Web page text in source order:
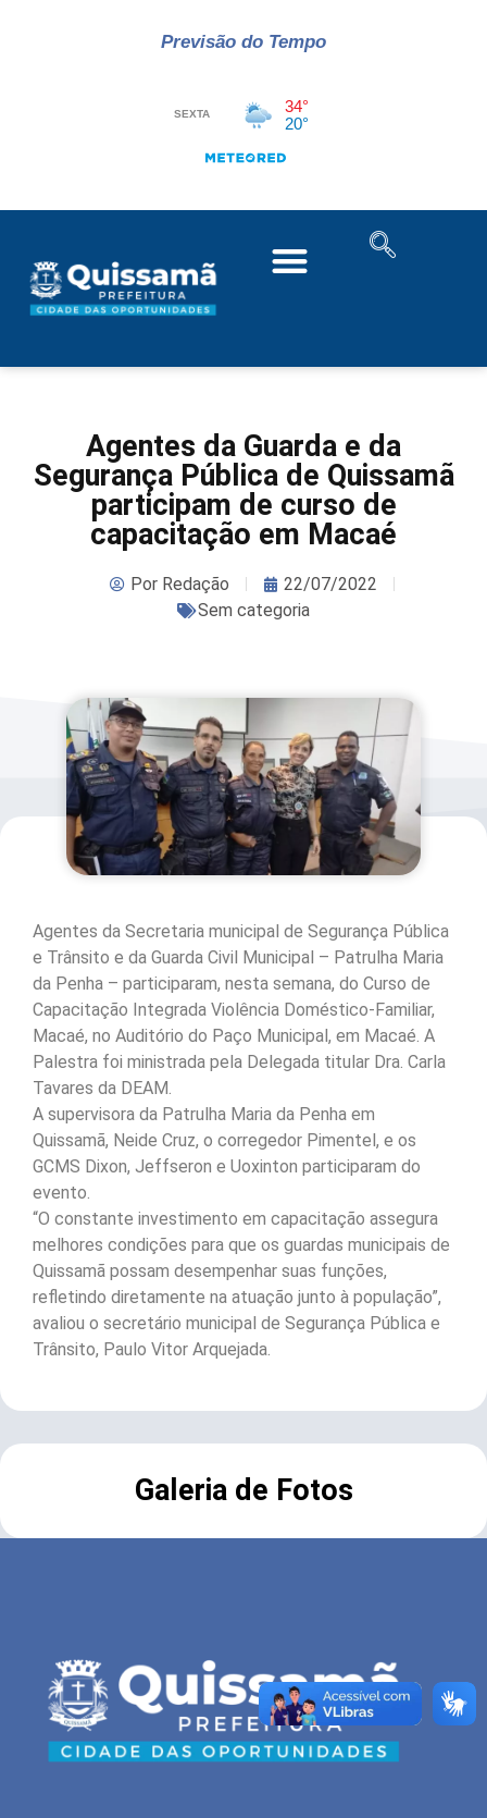
Previsão do Tempo
Agentes da Guarda e da
Segurança Pública de Quissamã
participam de curso de
capacitação em Macaé
PorRedação
22/07/2022
Sem categoria
Agentes da Secretaria municipal de Segurança Pública
e Trânsito e da Guarda Civil Municipal – Patrulha Maria
da Penha – participaram, nesta semana, do Curso de
Capacitação Integrada Violência Doméstico-Familiar,
Macaé, no Auditório do Paço Municipal, em Macaé. A
Palestra foi ministrada pela Delegada titular Dra. Carla
Tavares da DEAM.
A supervisora da Patrulha Maria da Penha em
Quissamã, Neide Cruz, o corregedor Pimentel, e os
GCMS Dixon, Jeffseron e Uoxinton participaram do
evento.
“O constante investimento em capacitação assegura
melhores condições para que os guardas municipais de
Quissamã possam desempenhar suas funções,
refletindo diretamente na atuação junto à população”,
avaliou o secretário municipal de Segurança Pública e
Trânsito, Paulo Vitor Arquejada.
Galeria de Fotos